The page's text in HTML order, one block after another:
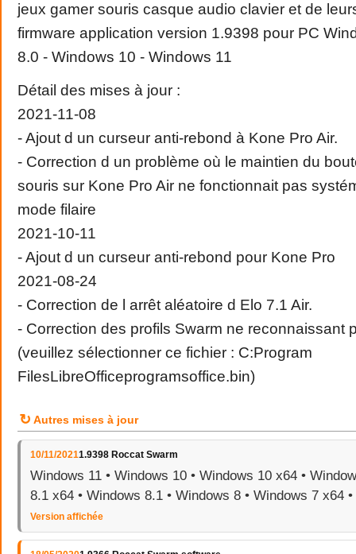
jeux gamer souris casque audio clavier et de
firmware application version 1.9398 pour PC
8.0 - Windows 10 - Windows 11
Détail des mises à jour :
2021-11-08
- Ajout d un curseur anti-rebond à Kone Pro Air.
- Correction d un problème où le maintien du
souris sur Kone Pro Air ne fonctionnait pas
mode filaire
2021-10-11
- Ajout d un curseur anti-rebond pour Kone Pro
2021-08-24
- Correction de l arrêt aléatoire d Elo 7.1 Air.
- Correction des profils Swarm ne reconnaissant
(veuillez sélectionner ce fichier : C:Program
FilesLibreOfficeprogramsoffice.bin)
↻ Autres mises à jour
10/11/20211.9398 Roccat Swarm
Windows 11 • Windows 10 • Windows 10 x64 •
8.1 x64 • Windows 8.1 • Windows 8 • Windows 7 x64
Version affichée